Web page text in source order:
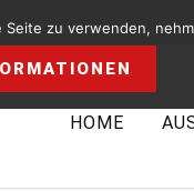
HOME
zu verwenden,